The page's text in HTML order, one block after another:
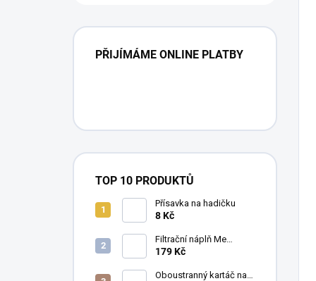
PŘIJÍMÁME ONLINE PLATBY
TOP 10 PRODUKTŮ
Přísavka na hadičku
8 Kč
Filtrační náplň Me
Crystal Clear Resin, 30 g
179 Kč
Oboustranný kartáč na